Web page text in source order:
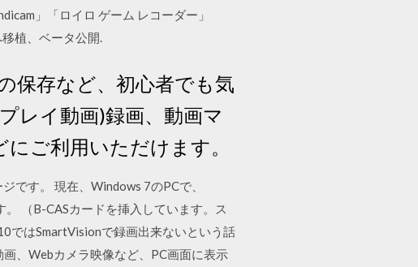
」「ロイロ ゲーム レコーダー」
植、ベータ公開.
保存など、初心者でも気
レイ動画)録画、動画マ
ご利用いただけます。
です。 現在、Windows 7のPCで、
（B-CASカードを挿入しています。ス
ではSmartVisionで録画出来ないという話
、Webカメラ映像など、PC画面に表示